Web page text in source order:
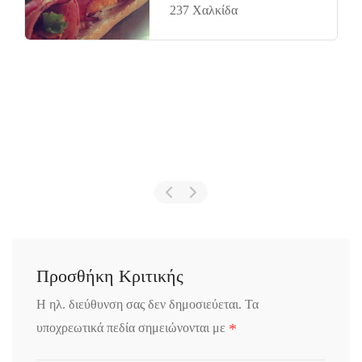
237 Χαλκίδα
Προσθήκη Κριτικής
Η ηλ. διεύθυνση σας δεν δημοσιεύεται. Τα
υποχρεωτικά πεδία σημειώνονται με *